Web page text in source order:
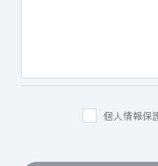
個人情報保